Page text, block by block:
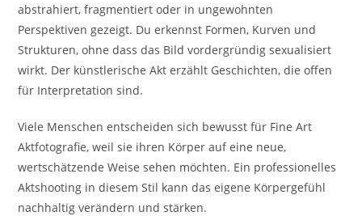
abstrahiert, fragmentiert oder in ungewohnten
Perspektiven gezeigt. Du erkennst Formen, Kurven und
Strukturen, ohne dass das Bild vordergründig sexualisiert
wirkt. Der künstlerische Akt erzählt Geschichten, die offen
für Interpretation sind.
Viele Menschen entscheiden sich bewusst für Fine Art
Aktfotografie, weil sie ihren Körper auf eine neue,
wertschätzende Weise sehen möchten. Ein professionelles
Aktshooting in diesem Stil kann das eigene Körpergefühl
nachhaltig verändern und stärken.